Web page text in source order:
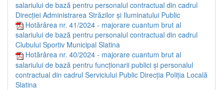
salariului de bază pentru personalul contractual din cadrul
Direcției Administrarea Străzilor și Iluminatului Public
Hotărârea nr. 41/2024 - majorare cuantum brut al
salariului de bază pentru personalul contractual din cadrul
Clubului Sportiv Municipal Slatina
Hotărârea nr. 40/2024 - majorare cuantum brut al
salariului de bază pentru funcționarii publici și personalul
contractual din cadrul Serviciului Public Direcția Poliția Locală
Slatina